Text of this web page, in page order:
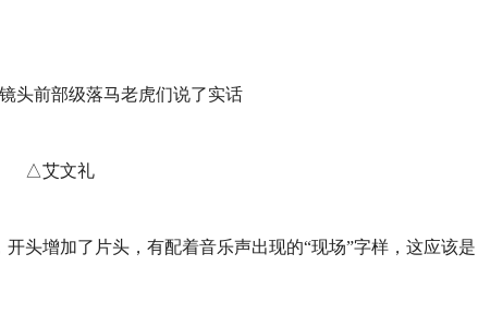
△艾文礼
头增加了片头，有配着音乐声出现的“现场”字样，这应该是